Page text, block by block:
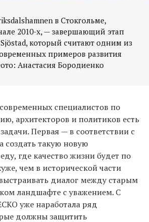
в Стокгольме,
2010-х, — завершающий этап
который считают одним из
примеров развития
Анастасия Бородиенко
специалистов по
архитекторов и политиков есть
Первая — в соответствии с
создать такую новую
где качество жизни будет по
чем в исторической части
диалог между старым
ландшафте с уважением. С
уже наработала ряд
должны защитить